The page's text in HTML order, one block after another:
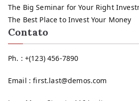
The Big Seminar for Your Right
The Best Place to Invest Your Money
Contato
Ph. : +(123) 456-7890
Email : first.last@demos.com